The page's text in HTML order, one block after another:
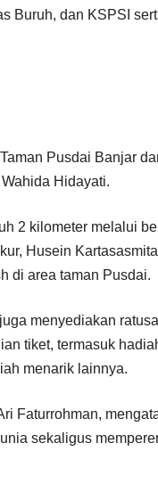
Buruh, dan KSPSI
Pusdai Banjar
Hidayati.
2 kilometer melalui
Husein
di area taman Pusdai.
menyediakan
tiket, termasuk
menarik lainnya.
Faturrohman,
sekaligus